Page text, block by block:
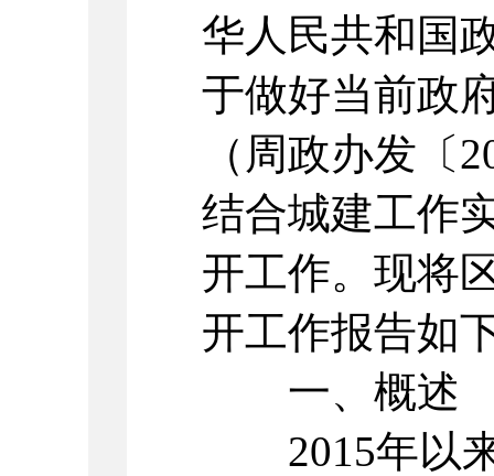
华人民共和国
于做好当前政
（周政办发〔
结合城建工作
开工作。现将
开工作报告如
一、概述
2015年以来